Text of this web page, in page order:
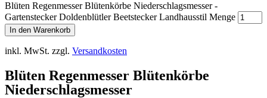
Blüten Regenmesser Blütenkörbe Niederschlagsmesser -
Gartenstecker Doldenblütler Beetstecker Landhausstil Menge
In den Warenkorb
inkl. MwSt. zzgl. Versandkosten
Blüten Regenmesser Blütenkörbe
Niederschlagsmesser